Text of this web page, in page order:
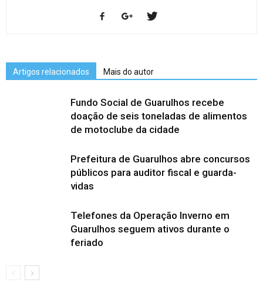
Artigos relacionados Mais do autor
Fundo Social de Guarulhos recebe
doação de seis toneladas de alimentos
de motoclube da cidade
Prefeitura de Guarulhos abre concursos
públicos para auditor fiscal e guarda-
vidas
Telefones da Operação Inverno em
Guarulhos seguem ativos durante o
feriado